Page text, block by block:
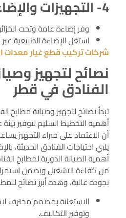
4- التجهيزات والإضاءة
وفر إضاءة عامة وتحت
استغل الإضاءة الطبيعية عبر
شركات تركيب قطع غيار معدات
نصائح لتجهيز
الفنادق في قطر
تبدأ نصائح لتجهيز وصيانة مطابخ
أهمية التخطيط السليم لتوفير
أن الاعتماد على خبراء التجهيز
يلبي احتياجات الفنادق الحديثة،
أهمية الصيانة الدورية لمطابخ
من كفاءة التشغيل ويضمن
بجودة عالية، وهذه أبرز نصائح
الاستعانة بمصمم محترف
وتوفير التكاليف.